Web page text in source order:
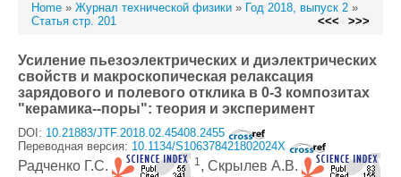
Home » Журнал технической физики » Год 2018, выпуск 2 »
Статья стр. 201
<<< >>>
Усиление пьезоэлектрических и диэлектрических
свойств и макроскопическая релаксация
зарядового и полевого отклика в 0-3 композитах
"керамика--поры": теория и эксперимент
DOI: 10.21883/JTF.2018.02.45408.2455
Переводная версия: 10.1134/S106378421802024X
Радченко Г.С. 1 , Скрылев А.В.